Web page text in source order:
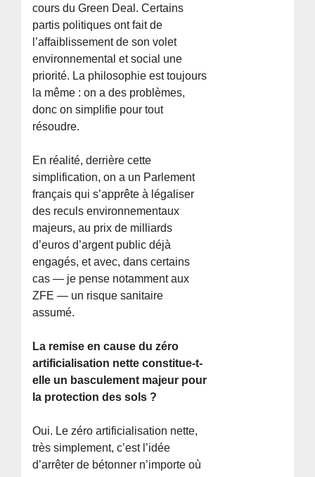
cours du Green Deal. Certains
partis politiques ont fait de
l’affaiblissement de son volet
environnemental et social une
priorité. La philosophie est toujours
la même : on a des problèmes,
donc on simplifie pour tout
résoudre.
En réalité, derrière cette
simplification, on a un Parlement
français qui s’apprête à légaliser
des reculs environnementaux
majeurs, au prix de milliards
d’euros d’argent public déjà
engagés, et avec, dans certains
cas — je pense notamment aux
ZFE — un risque sanitaire
assumé.
La remise en cause du zéro
artificialisation nette constitue-t-
elle un basculement majeur pour
la protection des sols ?
Oui. Le zéro artificialisation nette,
très simplement, c’est l’idée
d’arrêter de bétonner n’importe où